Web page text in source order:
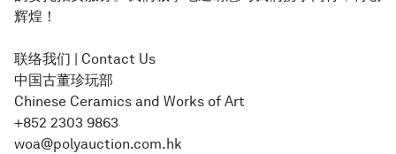
辉煌！
联络我们 | Contact Us
中国古董珍玩部
Chinese Ceramics and Works of Art
+852 2303 9863
woa@polyauction.com.hk